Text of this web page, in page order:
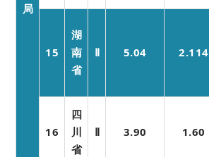
局
15
湖
南
省
Ⅱ 5.04 2.114
16
四
川
省
Ⅱ 3.90 1.60